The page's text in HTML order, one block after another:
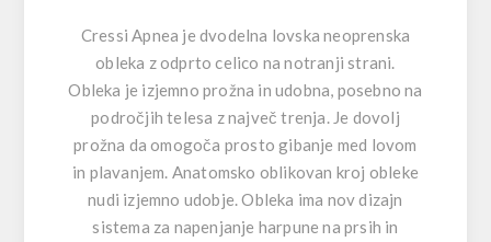
Cressi Apnea je dvodelna lovska neoprenska
obleka z odprto celico na notranji strani.
Obleka je izjemno prožna in udobna, posebno na
področjih telesa z največ trenja. Je dovolj
prožna da omogoča prosto gibanje med lovom
in plavanjem. Anatomsko oblikovan kroj obleke
nudi izjemno udobje. Obleka ima nov dizajn
sistema za napenjanje harpune na prsih in